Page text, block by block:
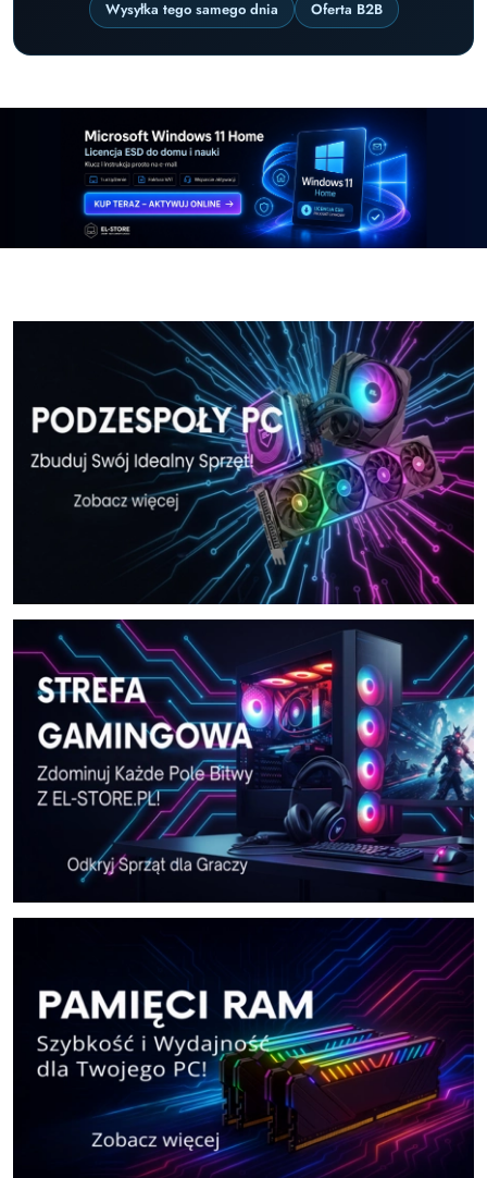
Wysyłka tego samego dnia
Oferta B2B
Pomiń karuzelę promocyjną